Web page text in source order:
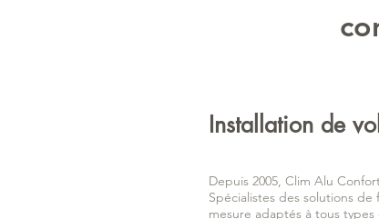
Installation de
Depuis 2005, Clim Alu
Spécialistes des solutions
mesure adaptés à tous